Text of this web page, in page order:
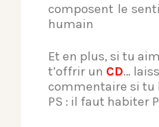
composent le
humain
Et en plus, si tu
t’offrir un CD…
commentaire si tu
PS : il faut habiter